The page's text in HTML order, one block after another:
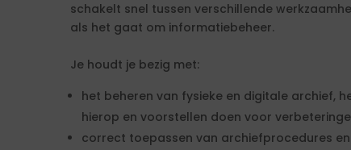
schakelt snel tussen verschillende
als het gaat om informatiebeheer.
Je houdt je bezig met:
het beheren van fysieke en digitale archief,
hierop en voorstellen doen voor
correct toepassen van archiefprocedures